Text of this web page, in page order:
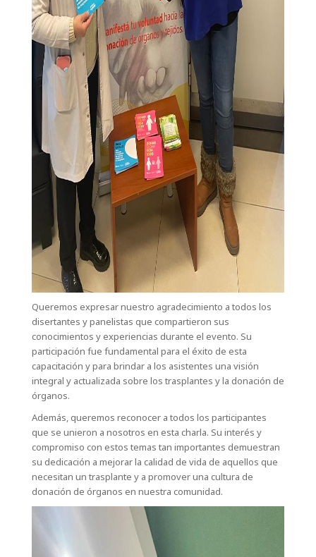
Queremos expresar nuestro agradecimiento a todos los
disertantes y panelistas que compartieron sus
conocimientos y experiencias durante el evento. Su
participación fue fundamental para el éxito de esta
capacitación y para brindar a los asistentes una visión
integral y actualizada sobre los trasplantes y la donación de
órganos.
Además, queremos reconocer a todos los participantes
que se unieron a nosotros en esta charla. Su interés y
compromiso con estos temas tan importantes demuestran
su dedicación a mejorar la calidad de vida de aquellos que
necesitan un trasplante y a promover una cultura de
donación de órganos en nuestra comunidad.